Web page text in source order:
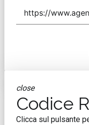
close
Codice
Clicca sul pulsante